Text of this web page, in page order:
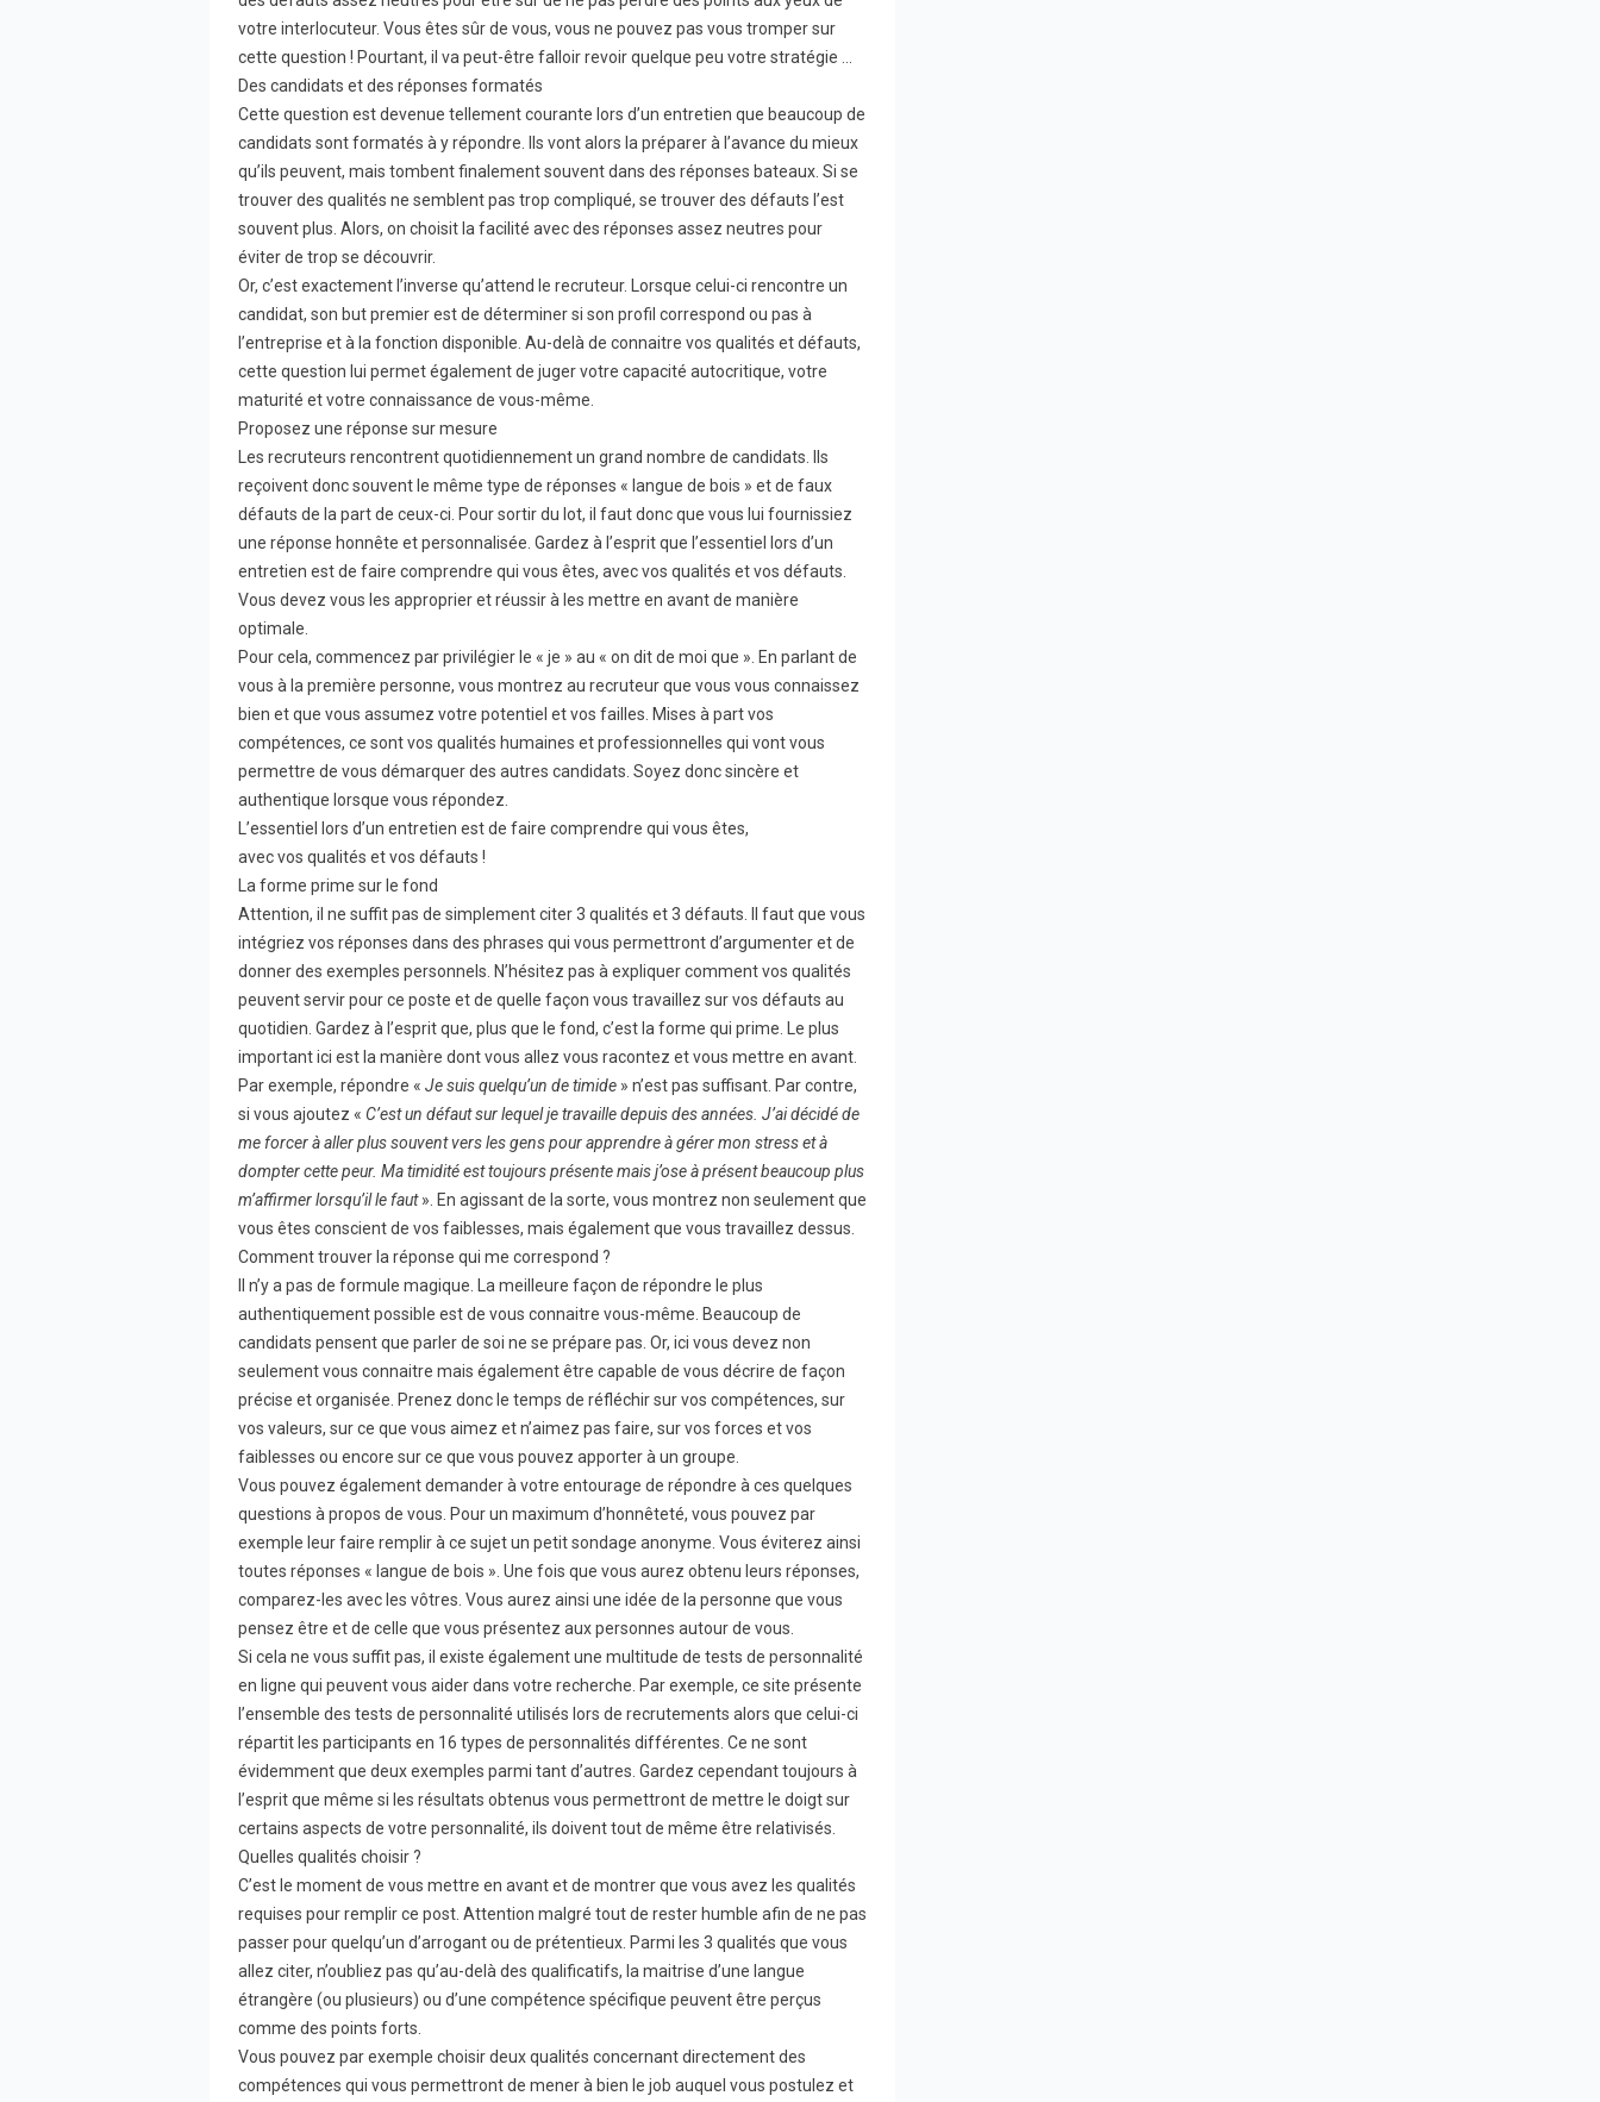
votre interlocuteur. Vous êtes sûr de vous, vous ne pouvez pas vous tromper sur
cette question ! Pourtant, il va peut-être falloir revoir quelque peu votre stratégie …
Des candidats et des réponses formatés
Cette question est devenue tellement courante lors d’un entretien que beaucoup de
candidats sont formatés à y répondre. Ils vont alors la préparer à l’avance du mieux
qu’ils peuvent, mais tombent finalement souvent dans des réponses bateaux. Si se
trouver des qualités ne semblent pas trop compliqué, se trouver des défauts l’est
souvent plus. Alors, on choisit la facilité avec des réponses assez neutres pour
éviter de trop se découvrir.
Or, c’est exactement l’inverse qu’attend le recruteur. Lorsque celui-ci rencontre un
candidat, son but premier est de déterminer si son profil correspond ou pas à
l’entreprise et à la fonction disponible. Au-delà de connaitre vos qualités et défauts,
cette question lui permet également de juger votre capacité autocritique, votre
maturité et votre connaissance de vous-même.
Proposez une réponse sur mesure
Les recruteurs rencontrent quotidiennement un grand nombre de candidats. Ils
reçoivent donc souvent le même type de réponses « langue de bois » et de faux
défauts de la part de ceux-ci. Pour sortir du lot, il faut donc que vous lui fournissiez
une réponse honnête et personnalisée. Gardez à l’esprit que l’essentiel lors d’un
entretien est de faire comprendre qui vous êtes, avec vos qualités et vos défauts.
Vous devez vous les approprier et réussir à les mettre en avant de manière
optimale.
Pour cela, commencez par privilégier le « je » au « on dit de moi que ». En parlant de
vous à la première personne, vous montrez au recruteur que vous vous connaissez
bien et que vous assumez votre potentiel et vos failles. Mises à part vos
compétences, ce sont vos qualités humaines et professionnelles qui vont vous
permettre de vous démarquer des autres candidats. Soyez donc sincère et
authentique lorsque vous répondez.
L’essentiel lors d’un entretien est de faire comprendre qui vous êtes,
avec vos qualités et vos défauts !
La forme prime sur le fond
Attention, il ne suffit pas de simplement citer 3 qualités et 3 défauts. Il faut que vous
intégriez vos réponses dans des phrases qui vous permettront d’argumenter et de
donner des exemples personnels. N’hésitez pas à expliquer comment vos qualités
peuvent servir pour ce poste et de quelle façon vous travaillez sur vos défauts au
quotidien. Gardez à l’esprit que, plus que le fond, c’est la forme qui prime. Le plus
important ici est la manière dont vous allez vous racontez et vous mettre en avant.
Par exemple, répondre « Je suis quelqu’un de timide » n’est pas suffisant. Par contre,
si vous ajoutez « C’est un défaut sur lequel je travaille depuis des années. J’ai décidé de
me forcer à aller plus souvent vers les gens pour apprendre à gérer mon stress et à
dompter cette peur. Ma timidité est toujours présente mais j’ose à présent beaucoup plus
m’affirmer lorsqu’il le faut». En agissant de la sorte, vous montrez non seulement que
vous êtes conscient de vos faiblesses, mais également que vous travaillez dessus.
Comment trouver la réponse qui me correspond ?
Il n’y a pas de formule magique. La meilleure façon de répondre le plus
authentiquement possible est de vous connaitre vous-même. Beaucoup de
candidats pensent que parler de soi ne se prépare pas. Or, ici vous devez non
seulement vous connaitre mais également être capable de vous décrire de façon
précise et organisée. Prenez donc le temps de réfléchir sur vos compétences, sur
vos valeurs, sur ce que vous aimez et n’aimez pas faire, sur vos forces et vos
faiblesses ou encore sur ce que vous pouvez apporter à un groupe.
Vous pouvez également demander à votre entourage de répondre à ces quelques
questions à propos de vous. Pour un maximum d’honnêteté, vous pouvez par
exemple leur faire remplir à ce sujet un petit sondage anonyme. Vous éviterez ainsi
toutes réponses « langue de bois ». Une fois que vous aurez obtenu leurs réponses,
comparez-les avec les vôtres. Vous aurez ainsi une idée de la personne que vous
pensez être et de celle que vous présentez aux personnes autour de vous.
Si cela ne vous suffit pas, il existe également une multitude de tests de personnalité
en ligne qui peuvent vous aider dans votre recherche. Par exemple, ce site présente
l’ensemble des tests de personnalité utilisés lors de recrutements alors que celui-ci
répartit les participants en 16 types de personnalités différentes. Ce ne sont
évidemment que deux exemples parmi tant d’autres. Gardez cependant toujours à
l’esprit que même si les résultats obtenus vous permettront de mettre le doigt sur
certains aspects de votre personnalité, ils doivent tout de même être relativisés.
Quelles qualités choisir ?
C’est le moment de vous mettre en avant et de montrer que vous avez les qualités
requises pour remplir ce post. Attention malgré tout de rester humble afin de ne pas
passer pour quelqu’un d’arrogant ou de prétentieux. Parmi les 3 qualités que vous
allez citer, n’oubliez pas qu’au-delà des qualificatifs, la maitrise d’une langue
étrangère (ou plusieurs) ou d’une compétence spécifique peuvent être perçus
comme des points forts.
Vous pouvez par exemple choisir deux qualités concernant directement des
compétences qui vous permettront de mener à bien le job auquel vous postulez et